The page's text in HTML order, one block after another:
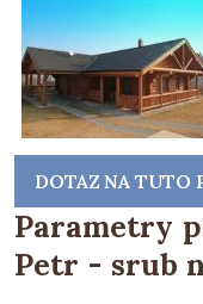
DOTAZ NA TUTO
Parametry
Petr - srub